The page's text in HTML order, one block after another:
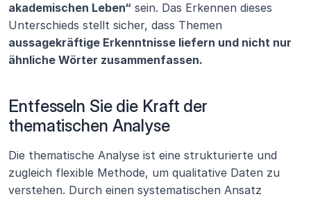
akademischen Leben“ sein. Das Erkennen dieses
aussagekräftige Erkenntnisse liefern und nicht nur
ähnliche Wörter zusammenfassen.
Entfesseln Sie die Kraft der
thematischen Analyse
Die thematische Analyse ist eine strukturierte und
zugleich flexible Methode, um qualitative Daten zu
verstehen. Durch einen systematischen Ansatz